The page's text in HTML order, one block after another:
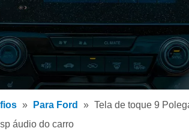
» Para Ford » Tela de toque 9
áudio do carro